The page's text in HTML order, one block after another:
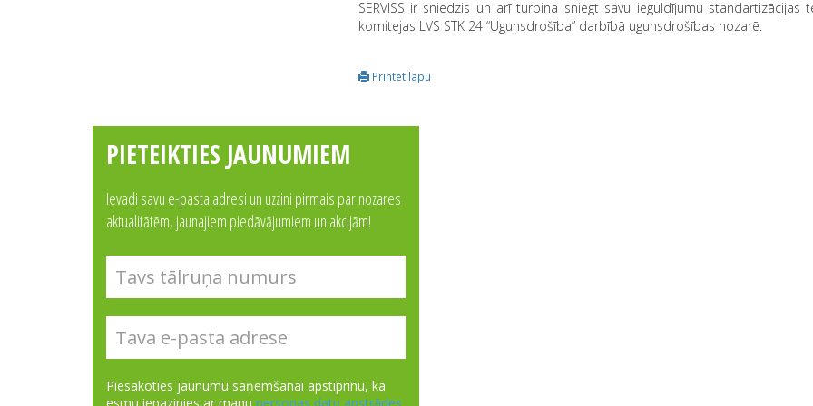
SERVISS ir sniedzis un arī turpina sniegt savu ieguldījumu standartizācijas
komitejas LVS STK 24 “Ugunsdrošība” darbībā ugunsdrošības nozarē.
Printēt lapu
PIETEIKTIES JAUNUMIEM
Ievadi savu e-pasta adresi un uzzini pirmais par nozares
aktualitātēm, jaunajiem piedāvājumiem un akcijām!
Piesakoties jaunumu saņemšanai apstiprinu, ka